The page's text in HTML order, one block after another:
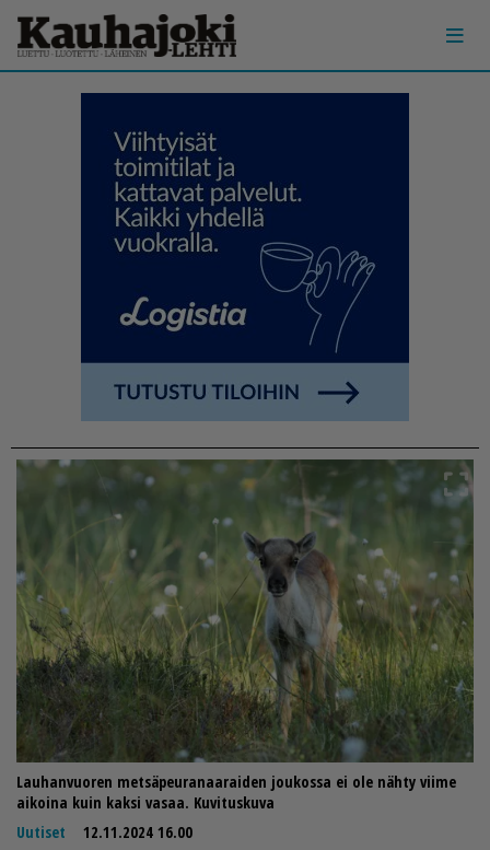
Lauhanvuoren metsäpeuranaaraiden joukossa ei ole nähty viime
aikoina kuin kaksi vasaa. Kuvituskuva
Uutiset
12.11.2024 16.00